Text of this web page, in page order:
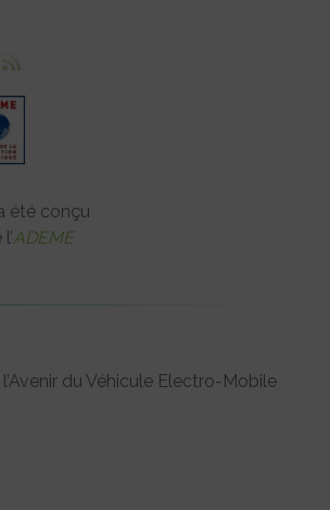
été conçu
ADEME
l’Avenir du Véhicule Electro-Mobile